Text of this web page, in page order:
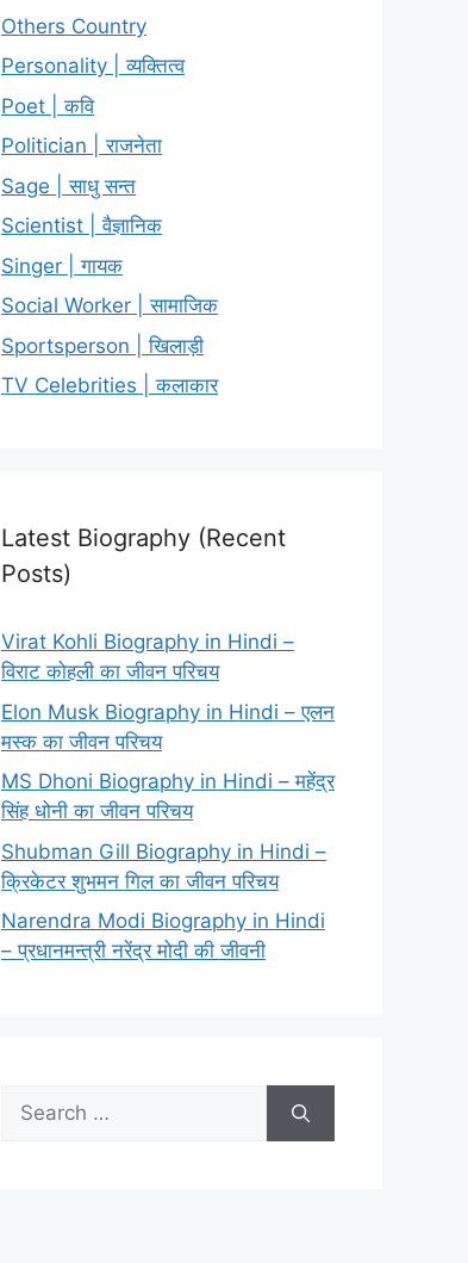
Others Country
Personality | व्यक्तित्व
Poet | कवि
Politician | राजनेता
Sage | साधु सन्त
Scientist | वैज्ञानिक
Singer | गायक
Social Worker | सामाजिक
Sportsperson | खिलाड़ी
TV Celebrities | कलाकार
Latest Biography (Recent
Posts)
Virat Kohli Biography in Hindi –
विराट कोहली का जीवन परिचय
Elon Musk Biography in Hindi – एलन
मस्क का जीवन परिचय
MS Dhoni Biography in Hindi – महेंद्र
सिंह धोनी का जीवन परिचय
Shubman Gill Biography in Hindi –
क्रिकेटर शुभमन गिल का जीवन परिचय
Narendra Modi Biography in Hindi
– प्रधानमन्त्री नरेंद्र मोदी की जीवनी
Search
for: